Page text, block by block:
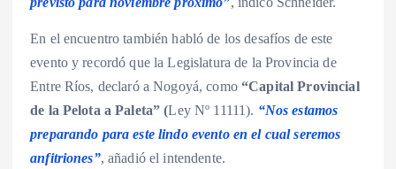
En el encuentro también habló de los desafíos de este
evento y recordó que la Legislatura de la Provincia de
Entre Ríos, declaró a Nogoyá, como“Capital Provincial
de la Pelota a Paleta” (Ley Nº 11111). “Nos estamos
preparando para este lindo evento en el cual seremos
anfitriones”, añadió el intendente.